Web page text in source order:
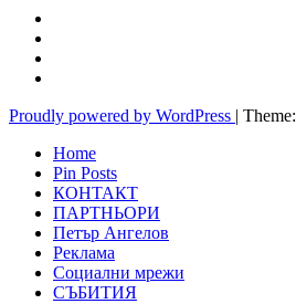
Proudly powered by WordPress
Home
Pin Posts
КОНТАКТ
ПАРТНЬОРИ
Петър Ангелов
Реклама
Социални мрежи
СЪБИТИЯ